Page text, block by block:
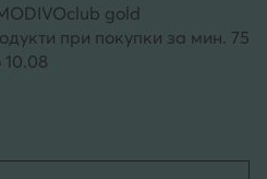
gold
при покупки за мин. 75